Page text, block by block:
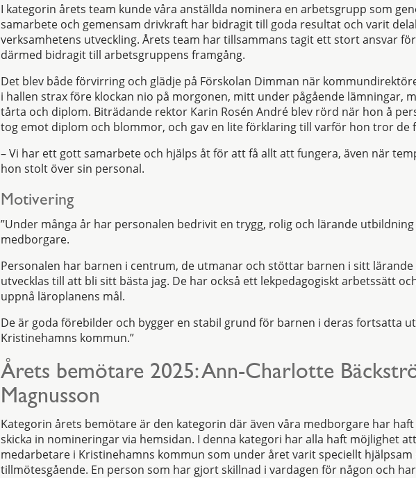
I kategorin årets team kunde våra anställda nominera en arbetsgrupp som
samarbete och gemensam drivkraft har bidragit till goda resultat och varit
verksamhetens utveckling. Årets team har tillsammans tagit ett stort ansvar
därmed bidragit till arbetsgruppens framgång.
Det blev både förvirring och glädje på Förskolan Dimman när
i hallen strax före klockan nio på morgonen, mitt under pågående lämningar,
tårta och diplom. Biträdande rektor Karin Rosén André blev rörd när hon å
tog emot diplom och blommor, och gav en lite förklaring till varför hon tror de
– Vi har ett gott samarbete och hjälps åt för att få allt att fungera, även när
hon stolt över sin personal.
Motivering
”Under många år har personalen bedrivit en trygg, rolig och lärande
medborgare.
Personalen har barnen i centrum, de utmanar och stöttar barnen i sitt lärande
utvecklas till att bli sitt bästa jag. De har också ett lekpedagogiskt arbetssätt
uppnå läroplanens mål.
De är goda förebilder och bygger en stabil grund för barnen i deras fortsatta
Kristinehamns kommun.”
Årets bemötare 2025: Ann-Charlotte
Magnusson
Kategorin årets bemötare är den kategorin där även våra medborgare har
skicka in nomineringar via hemsidan. I denna kategori har alla haft möjlighet
medarbetare i Kristinehamns kommun som under året varit speciellt hjälpsam
tillmötesgående. En person som har gjort skillnad i vardagen för någon och